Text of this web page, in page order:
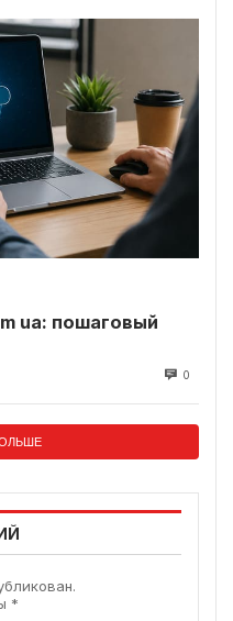
ua: пошаговый
0
*